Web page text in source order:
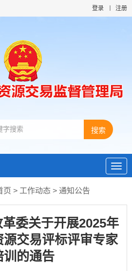
登录 注册
页 > 工作动态 > 通知公告
委关于开展2025年
交易评标评审专家
训的通告